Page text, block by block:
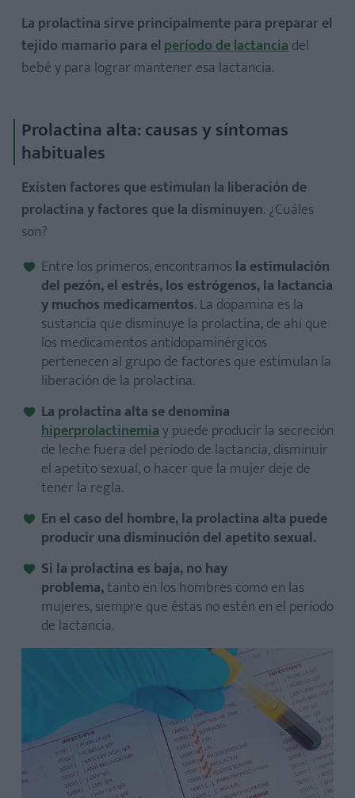
La prolactina sirve principalmente para preparar el
tejido mamario para el período de lactanciadel
bebé y para lograr mantener esa lactancia.
Prolactina alta: causas y síntomas
habituales
Existenfactores que estimulan la liberación de
prolactinay factores que la disminuyen. ¿Cuáles
son?
Entre los primeros, encontramos la estimulación
del pezón, el estrés, los estrógenos, la lactancia
y muchos medicamentos. La dopamina es la
sustancia que disminuye la prolactina, de ahí que
los medicamentos antidopaminérgicos
pertenecen al grupo de factores que estimulan la
liberación de la prolactina.
La prolactina alta se denomina
hiperprolactinemiay puede producir la secreción
de leche fuera del período de lactancia, disminuir
el apetito sexual, o hacer que la mujer deje de
tener la regla.
En el caso del hombre, la prolactina alta puede
producir una disminución del apetito sexual.
Si la prolactina es baja, no hay
problema,tantoen los hombres como en las
mujeres, siempre que éstas no estén en el período
de lactancia.